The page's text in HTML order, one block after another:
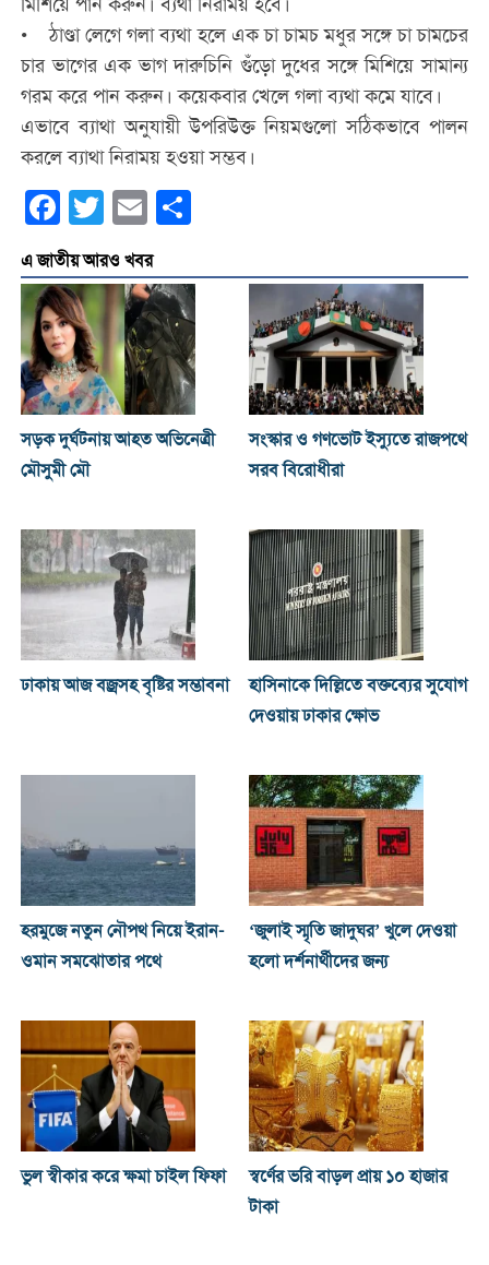
• ঠাণ্ডা লেগে গলা ব্যথা হলে এক চা চামচ মধুর সঙ্গে চা চামচের
চার ভাগের এক ভাগ দারুচিনি গুঁড়ো দুধের সঙ্গে মিশিয়ে সামান্য
গরম করে পান করুন। কয়েকবার খেলে গলা ব্যথা কমে যাবে।
এভাবে ব্যাথা অনুযায়ী উপরিউক্ত নিয়মগুলো সঠিকভাবে পালন
করলে ব্যাথা নিরাময় হওয়া সম্ভব।
Facebook
Twitter Email
এ জাতীয় আরও খবর
সড়ক দুর্ঘটনায় আহত অভিনেত্রী
মৌসুমী মৌ
সংস্কার ও গণভোট ইস্যুতে রাজপথে
সরব বিরোধীরা
ঢাকায় আজ বজ্রসহ বৃষ্টির সম্ভাবনা
হাসিনাকে দিল্লিতে বক্তব্যের সুযোগ
দেওয়ায় ঢাকার ক্ষোভ
হরমুজে নতুন নৌপথ নিয়ে ইরান-
ওমান সমঝোতার পথে
‘জুলাই স্মৃতি জাদুঘর’ খুলে দেওয়া
হলো দর্শনার্থীদের জন্য
ভুল স্বীকার করে ক্ষমা চাইল ফিফা
স্বর্ণের ভরি বাড়ল প্রায় ১০ হাজার
টাকা